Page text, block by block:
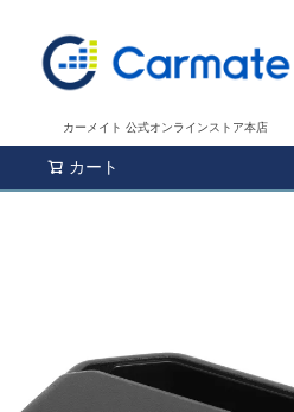
カーメイト 公式オンラインストア本店
カート